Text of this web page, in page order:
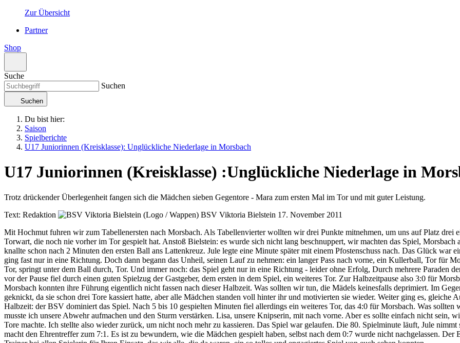
Zur Übersicht
Partner
Shop
Suche
Suchen
Suchen
Du bist hier:
Saison
Spielberichte
U17 Juniorinnen (Kreisklasse): Unglückliche Niederlage in Morsbach
U17 Juniorinnen (Kreisklasse) :Unglückliche Niederlage in
Trotz drückender Überlegenheit fangen sich die Mädchen sieben Gegentore - Mara zum ersten Mal im Tor und mit guter Leistung.
Text: Redaktion BSV Viktoria Bielstein 17. November 2011
Mit Hochmut fuhren wir zum Tabellenersten nach Morsbach. Als Tabellenvierter wollten wir drei Punkte mitnehmen, um uns auf Platz drei
Torwart, die noch nie vorher im Tor gespielt hat. Anstoß Bielstein: es wurde sich nicht lang beschnuppert, wir machten das Spiel, Morsbach
knallte schon nach 2 Minuten den ersten Ball ans Lattenkreuz. Jule legte eine Minute später mit einem Pfostenschuss nach. Das Glück war
ging fast nur in eine Richtung. Doch dann begann das Unheil, seinen Lauf zu nehmen: ein langer Pass nach vorne, ein Kullerball, Tor für
Tor, springt unter dem Ball durch, Tor. Und immer noch: das Spiel geht nur in eine Richtung - leider ohne Erfolg, Durch mehrere Paraden
vor der Pause fiel durch einen guten Spielzug der Gastgeber, dem ersten in dem Spiel, ein weiteres Tor. Zur Halbzeitpause also 3:0 für
Morsbach konnten ihre Führung eigentlich nicht fassen nach dieser Halbzeit. Was sollten wir tun, die Mädels keinesfalls deprimiert. Im
geknickt, da sie schon drei Tore kassiert hatte, aber alle Mädchen standen voll hinter ihr und motivierten sie wieder. Weiter ging es,
Halbzeit: der BSV dominiert das Spiel. Nach 5 bis 10 gespielten Minuten fiel allerdings ein weiteres Tor, das 4:0 für Morsbach. Was
musste ich unsere Abwehr aufmachen und den Sturm verstärken. Lisa, unsere Knipserin, mit nach vorne. Aber es sollte einfach nicht sein,
Tore machte. Ich stellte also wieder zurück, um nicht noch mehr zu kassieren. Das Spiel war gelaufen. Die 80. Spielminute läuft, Jule
macht den Ehrentreffer zum 7:1. Es ist zu bewundern, wie die Mädchen gespielt haben, selbst nach dem 0:7 wurde nicht nachgelassen.